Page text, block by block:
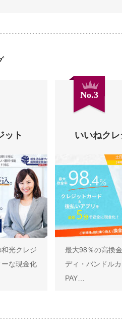
ット
光クレジ
な現金化
No.3
いいねクレ
最大98％の高換
ディ・バンドル
PAY…